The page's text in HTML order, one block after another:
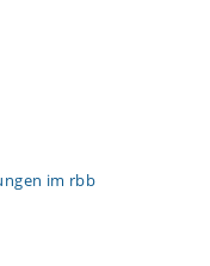
im rbb